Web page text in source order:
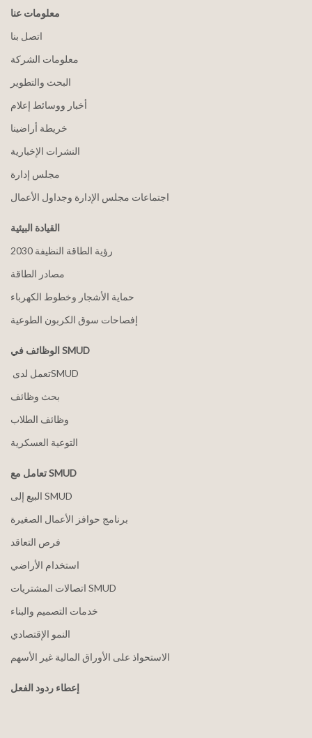
معلومات عنا
اتصل بنا
معلومات الشركة
البحث والتطوير
أخبار ووسائط إعلام
خريطة أراضينا
النشرات الإخبارية
مجلس إدارة
اجتماعات مجلس الإدارة وجداول الأعمال
القيادة البيئية
2030 رؤية الطاقة النظيفة
مصادر الطاقة
حماية الأشجار وخطوط الكهرباء
إفصاحات سوق الكربون الطوعية
الوظائف في SMUD
بحث وظائف
وظائف الطلاب
التوعية العسكرية
تعامل مع SMUD
البيع إلى SMUD
برنامج حوافز الأعمال الصغيرة
فرص التعاقد
استخدام الأراضي
اتصالات المشتريات SMUD
خدمات التصميم والبناء
النمو الإقتصادي
الاستحواذ على الأوراق المالية غير الأسهم
إعطاء ردود الفعل